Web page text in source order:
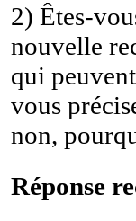
2) Êtes-
nouvelle
qui
vous
non,
Réponse